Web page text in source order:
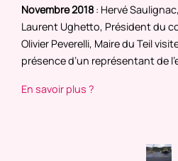
Novembre 2018 : Hervé
Laurent Ughetto, Président du
Olivier Peverelli, Maire du Teil
présence d’un représentant de
En savoir plus ?